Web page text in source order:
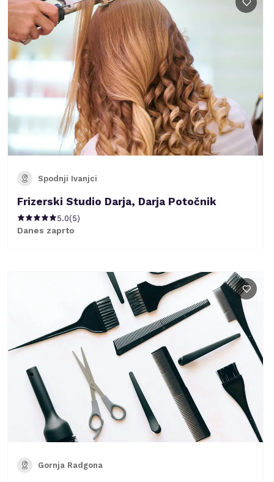
Spodnji Ivanjci
Frizerski Studio Darja, Darja Potočnik
5.0(5)
Danes zaprto
Gornja Radgona